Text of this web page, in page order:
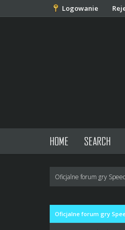
Logowanie
HOME SEARCH
Oficjalne forum gry
Oficjalne forum gry